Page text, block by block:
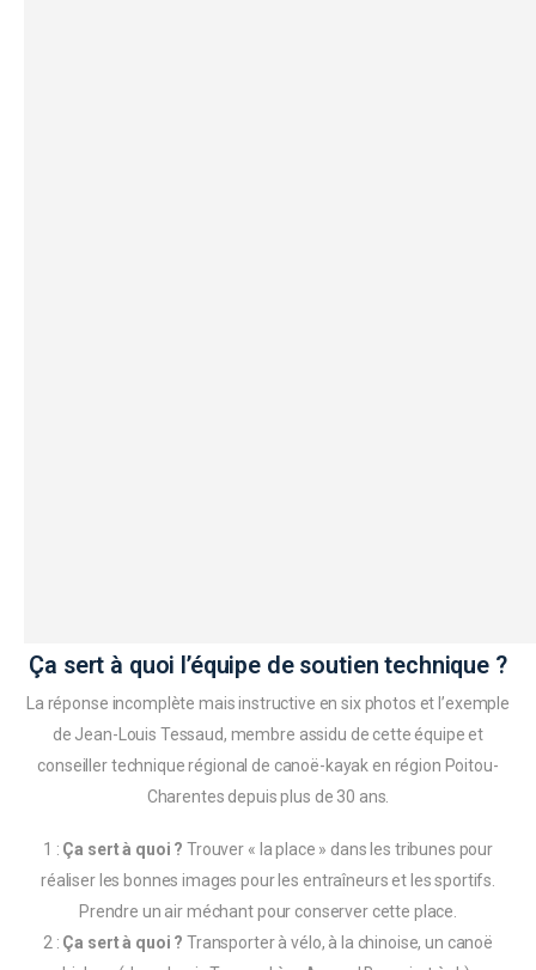
Ça sert à quoi l’équipe de soutien technique ?
La réponse incomplète mais instructive en six photos et l’exemple
de Jean-Louis Tessaud, membre assidu de cette équipe et
conseiller technique régional de canoë-kayak en région Poitou-
Charentes depuis plus de 30 ans.
1 : Ça sert à quoi ?Trouver « la place » dans les tribunes pour
réaliser les bonnes images pour les entraîneurs et les sportifs.
Prendre un air méchant pour conserver cette place.
2 : Ça sert à quoi ?Transporter à vélo, à la chinoise, un canoë